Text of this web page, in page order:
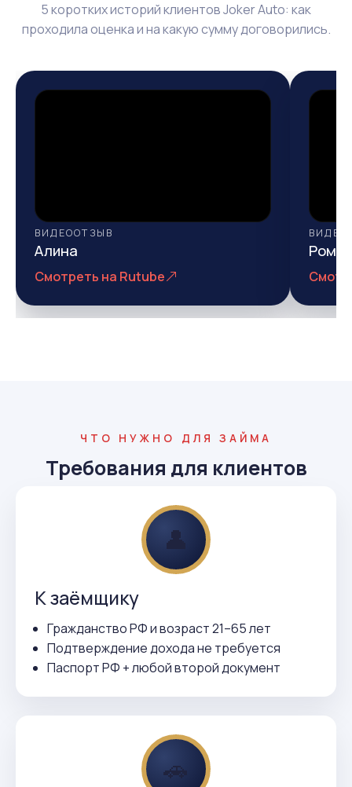
5 коротких историй клиентов Joker Auto: как
проходила оценка и на какую сумму договорились.
ВИДЕООТЗЫВ
Алина
Смотреть на Rutube
ЧТО НУЖНО ДЛЯ ЗАЙМА
Требования для клиентов
👤
К заёмщику
Гражданство РФ и возраст 21–65 лет
Подтверждение дохода не требуется
Паспорт РФ + любой второй документ
🚗